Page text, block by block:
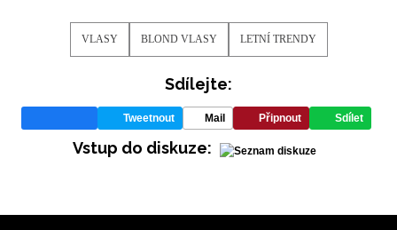
VLASY BLOND VLASY LETNÍ TRENDY
Sdílejte:
Tweetnout Mail Připnout Sdílet
Vstup do diskuze: